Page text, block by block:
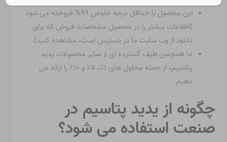
این محصول با حداقل درجه خلوص ۹۹% فروخته می شود
(اطلاعات بیشتر را در محصول مشخصات فروش که برای
دانلود از وب سایت ما در دسترس است، مشاهده کنید)
ما همچنین طیف گسترده ای از سایر محصولات یدید
پتاسیم، از جمله محلول های ۱٪، ۵٪ و ۱۰٪ را ارائه می
دهیم.
چگونه از یدید پتاسیم در
صنعت استفاده می شود؟